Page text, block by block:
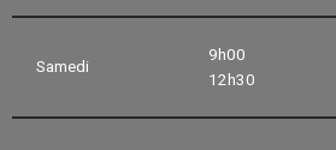
Samedi
9h00
12h30